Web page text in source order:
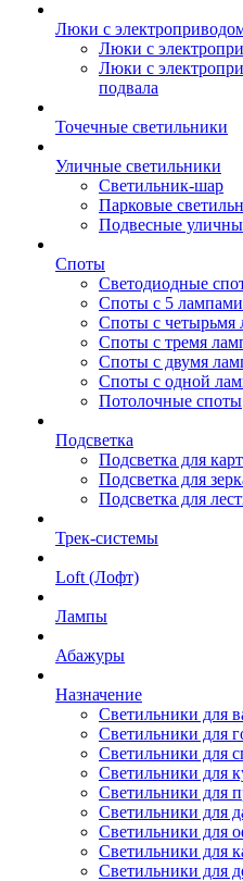
Люки с
Люки с
Люки с
подвала
Точечные светильники
Уличные светильники
Светильник-шар
Парковые
Подвесные
Споты
Светодиодные
Споты с 5
Споты с четырьмя
Споты с тремя
Споты с двумя
Споты с одной
Потолочные споты
Подсветка
Подсветка для
Подсветка для
Подсветка для
Трек-системы
Loft (Лофт)
Лампы
Абажуры
Назначение
Светильники для
Светильники для
Светильники для
Светильники для
Светильники для
Светильники для
Светильники для
Светильники для
Светильники для